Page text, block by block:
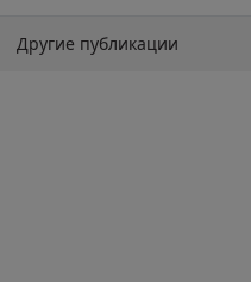
Другие публикации